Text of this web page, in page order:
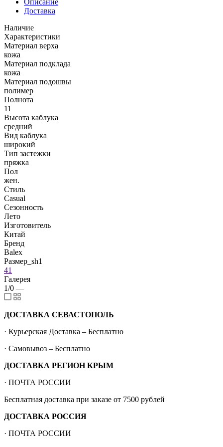
Доставка
Наличие
Характеристики
Материал верха
кожа
Материал подклада
кожа
Материал подошвы
полимер
Полнота
11
Высота каблука
средний
Вид каблука
широкий
Тип застежки
пряжка
Пол
жен.
Стиль
Casual
Сезонность
Лето
Изготовитель
Китай
Бренд
Balex
Размер_sh1
41
Галерея
1/0 —
ДОСТАВКА СЕВАСТОПОЛЬ
· Курьерская Доставка – Бесплатно
· Самовывоз – Бесплатно
ДОСТАВКА РЕГИОН КРЫМ
· ПОЧТА РОССИИ
Бесплатная доставка при заказе от 7500 рублей
ДОСТАВКА РОССИЯ
· ПОЧТА РОССИИ